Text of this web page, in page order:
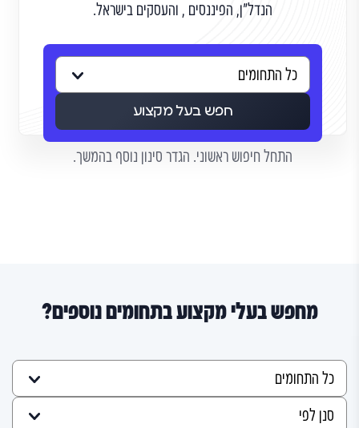
הנדל"ן, הפיננסים , והעסקים בישראל.
חפש בעל מקצוע
התחל חיפוש ראשוני. הגדר סינון נוסף בהמשך.
מחפש בעלי מקצוע בתחומים נוספים?